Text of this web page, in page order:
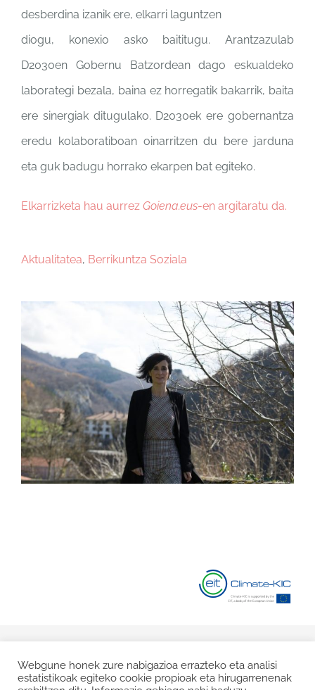
desberdina izanik ere, elkarri laguntzen
diogu, konexio asko baititugu.Arantzazulab
D2030en Gobernu Batzordean dago eskualdeko
laborategi bezala, baina ez horregatik bakarrik, baita
ere sinergiak ditugulako. D2030ekere gobernantza
eredu kolaboratiboan oinarritzen du bere jarduna
eta guk badugu horrako ekarpen bat egiteko.
Elkarrizketa hau aurrez Goiena.eus-en argitaratu da.
Aktualitatea, Berrikuntza Soziala
Politika
Webgune honek zure nabigazioa errazteko eta analisi
estatistikoak egiteko cookie propioak eta hirugarrenenak